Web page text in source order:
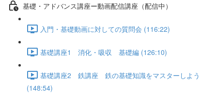
基礎・アドバンス講座ー動画配信講座（配信中）
入門・基礎動画に対しての質問会 (116:22)
基礎講座1 消化・吸収 基礎編 (126:10)
基礎講座2 鉄講座 鉄の基礎知識をマスターしよう
(148:54)